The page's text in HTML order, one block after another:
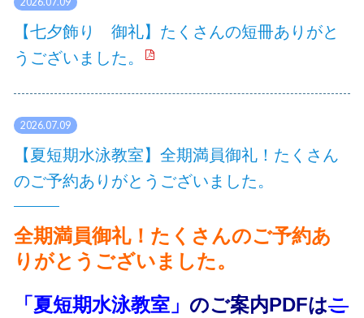
【七夕飾り 御礼】たくさんの短冊ありがと
うございました。
2026.07.09
【夏短期水泳教室】全期満員御礼！たくさん
のご予約ありがとうございました。
全期満員御礼！たくさんのご予約あ
りがとうございました。
「夏短期水泳教室」 のご案内PDFはこ